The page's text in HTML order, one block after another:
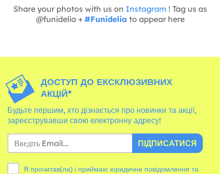
Share your photos with us on Instagram ! Tag us as
@funidelia + #Funidelia to appear here
ДОСТУП ДО ЕКСКЛЮЗИВНИХ
АКЦІЙ*
Будьте першим, хто дізнається про новинки та акції,
зареєструвавши свою електронну адресу!
ПІДПИСАТИСЯ
Я прочитав(ла) і приймаю юридичне повідомлення та